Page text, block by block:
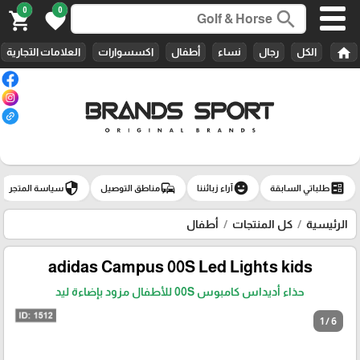
search
0
favorite
0
shopping_cart
home الكل رجال نساء أطفال اكسسوارات العلامات التجارية
ballotطلباتي السابقة emoji_emotionsآراء زبائننا commuteمناطق التوصيل securityسياسة المتجر
الرئيسية كل المنتجات أطفال
adidas Campus 00S Led Lights kids‏
حذاء أديداس كامبوس 00S للأطفال مزود بإضاءة ليد
1 / 6